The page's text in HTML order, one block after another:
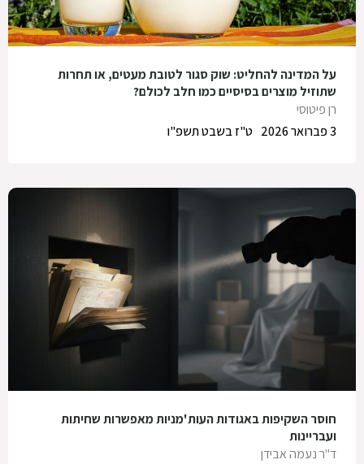
על המדינה להחליט: שוק סגור לטובת מעטים, או תחרות
שתוזיל מוצרים בסיסיים כמו חלב לכולם?
רן פיטוסי
ט"ז בשבט תשפ"ו
3 פברואר 2026
חוסר השקיפות באגודות העות'מניות מאפשרות שחיתות
ועבריינות
ד"ר נעמה אבידן